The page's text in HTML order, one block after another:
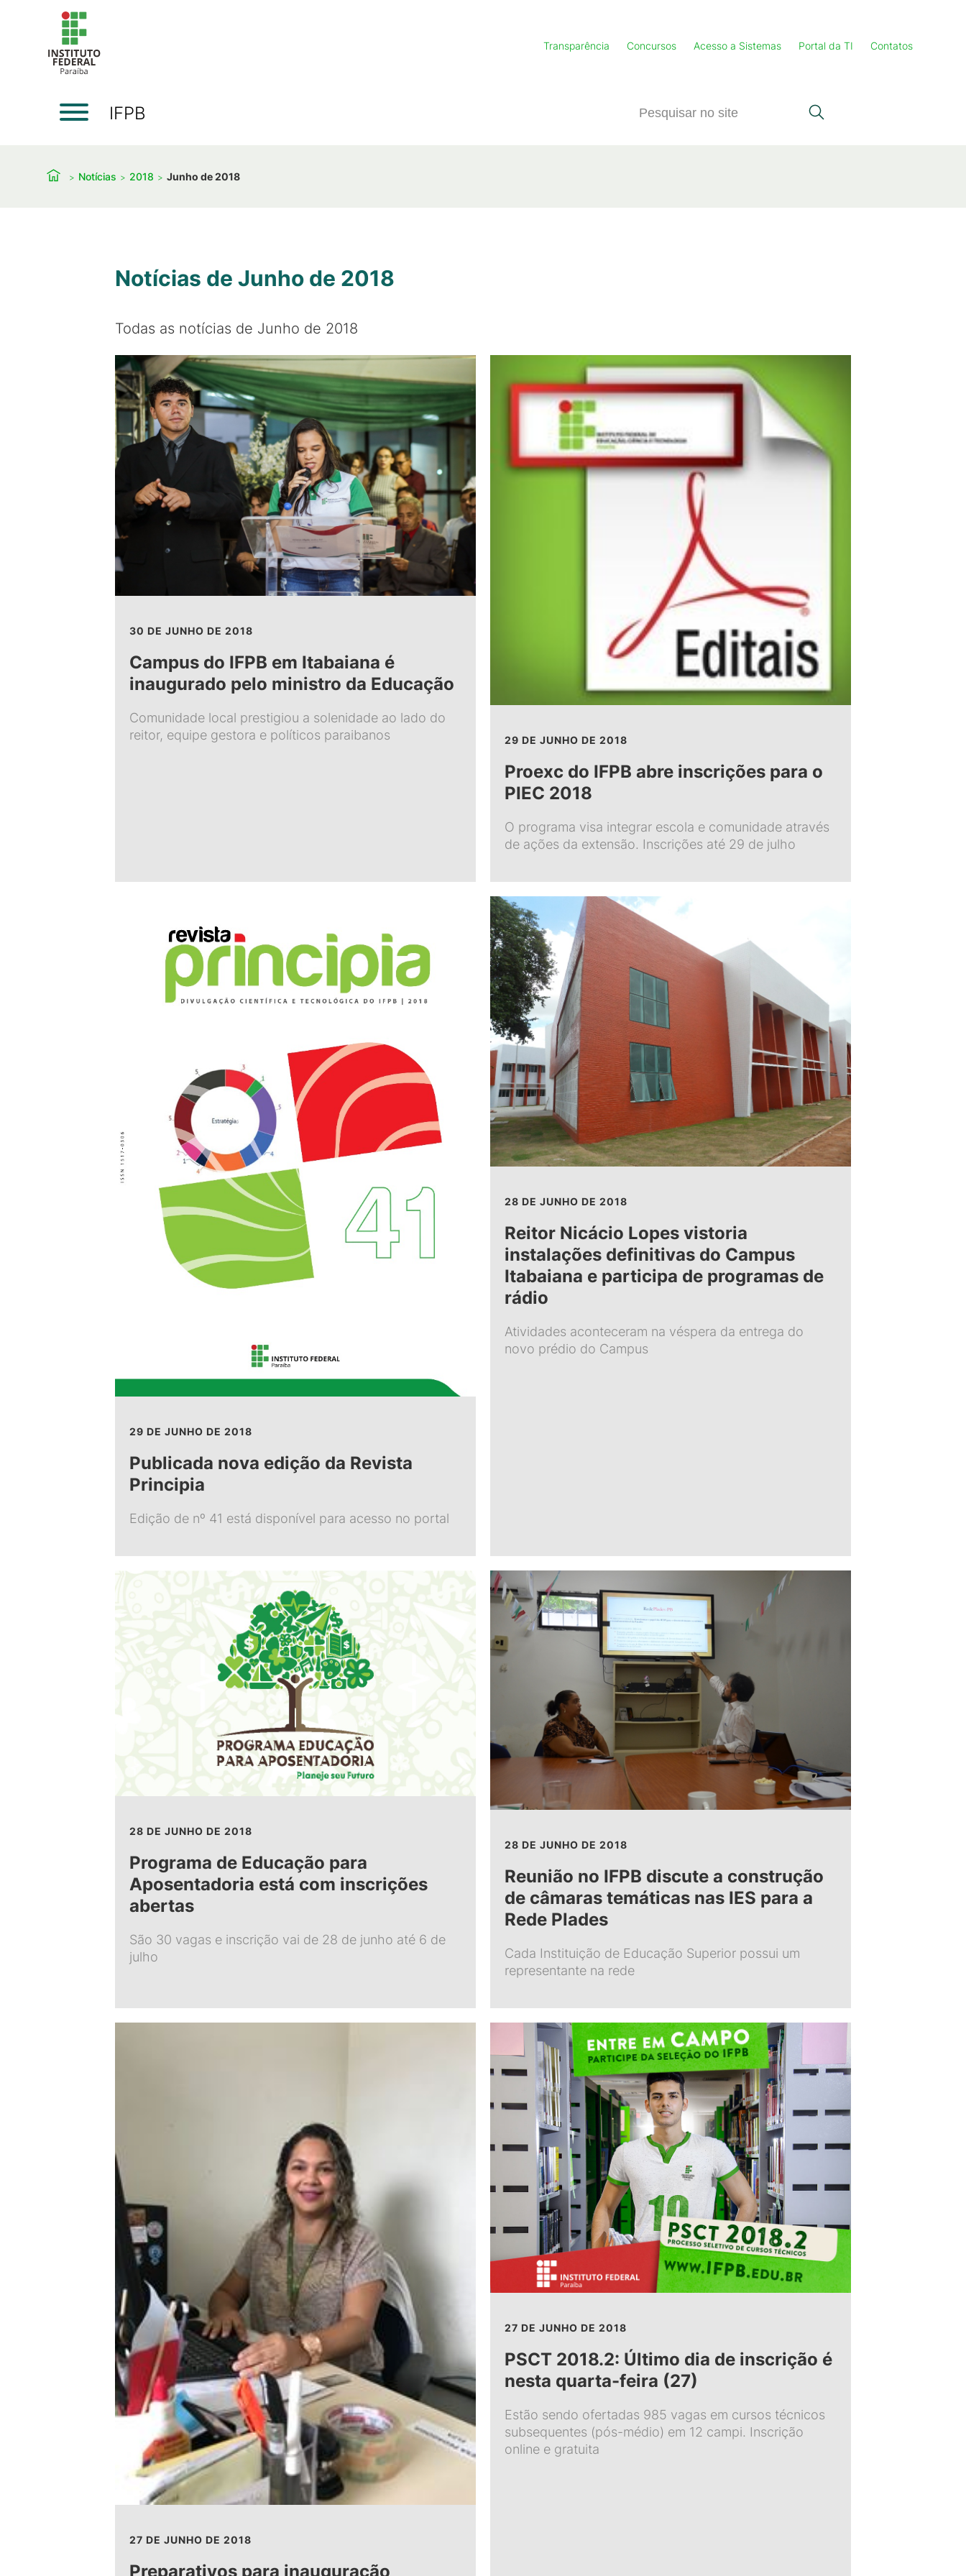
Transparência Concursos Acesso a Sistemas Portal da TI Contatos
IFPB
Notícias 2018 Junho de 2018
Notícias de Junho de 2018
Todas as notícias de Junho de 2018
30 DE JUNHO DE 2018
Campus do IFPB em Itabaiana é
inaugurado pelo ministro da Educação
Comunidade local prestigiou a solenidade ao lado do
reitor, equipe gestora e políticos paraibanos
29 DE JUNHO DE 2018
Proexc do IFPB abre inscrições para o
PIEC 2018
O programa visa integrar escola e comunidade através
de ações da extensão. Inscrições até 29 de julho
29 DE JUNHO DE 2018
Publicada nova edição da Revista
Principia
Edição de nº 41 está disponível para acesso no portal
28 DE JUNHO DE 2018
Reitor Nicácio Lopes vistoria
instalações definitivas do Campus
Itabaiana e participa de programas de
rádio
Atividades aconteceram na véspera da entrega do
novo prédio do Campus
28 DE JUNHO DE 2018
Programa de Educação para
Aposentadoria está com inscrições
abertas
São 30 vagas e inscrição vai de 28 de junho até 6 de
julho
28 DE JUNHO DE 2018
Reunião no IFPB discute a construção
de câmaras temáticas nas IES para a
Rede Plades
Cada Instituição de Educação Superior possui um
representante na rede
27 DE JUNHO DE 2018
Preparativos para inauguração
27 DE JUNHO DE 2018
PSCT 2018.2: Último dia de inscrição é
nesta quarta-feira (27)
Estão sendo ofertadas 985 vagas em cursos técnicos
subsequentes (pós-médio) em 12 campi. Inscrição
online e gratuita